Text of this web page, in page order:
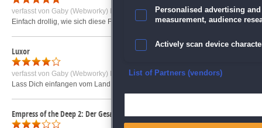
verfasst von Gaby (Webworky) R.
am 19.11.2009 um 16:15
Einfach drollig, wie sich diese Figuren abmühen, die Aufgaben just in time
Luxor
verfasst von Gaby (Webworky) R.
am 19.11.2009 um 14:20
Lass Dich einfangen vom Land der Pharaonen und versuche, die immer
Empress of the Deep 2: Der Gesang des Blauwals
Personalised advertising
measurement, audience
Actively scan device
Ensure security, prevent
List of Partners (vendors)